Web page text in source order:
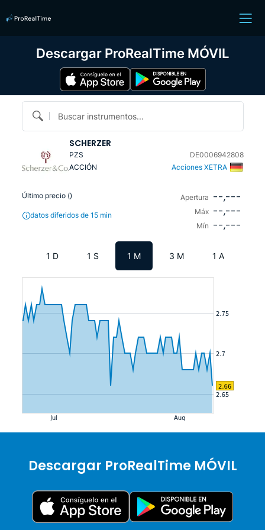
Buscar instrumentos...
SCHERZER
PZS
DE0006942808
ACCIÓN
Acciones XETRA
Último precio ()
datos diferidos de 15 min
Apertura --,---
Máx --,---
Mín --,---
1 D 1 S 1 M 3 M 1 A
Descargar ProRealTime MÓVIL
Descargar ProRealTime MÓVIL